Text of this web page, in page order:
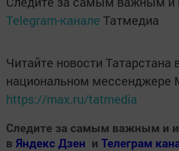
Telegram-канале Татмедиа
Читайте новости Татарстана
национальном мессенджере
https://max.ru/tatmedia
Следите за самым важным и
в Яндекс Дзен и Телеграм